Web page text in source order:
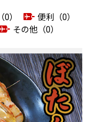
）
便利（0）
その他（0）